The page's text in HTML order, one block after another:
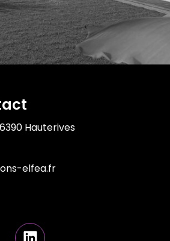
Hauterives
elfea.fr